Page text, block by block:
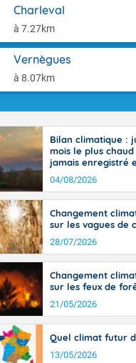
Charleval
à 7.27km
Vernègues
à 8.07km
pays en
sur la
la chaine
par
nuageuse
Midi-
degrés
avec 34 à
et 39 à 40
Aquitaine,
de-
sont
sont
un peu
du pays en
Des
Bilan climatique :
mois le plus
jamais enregistré
04/08/2026
Changement
sur les vagues de
28/07/2026
Changement
sur les feux de
21/05/2026
Quel climat futur
13/05/2026